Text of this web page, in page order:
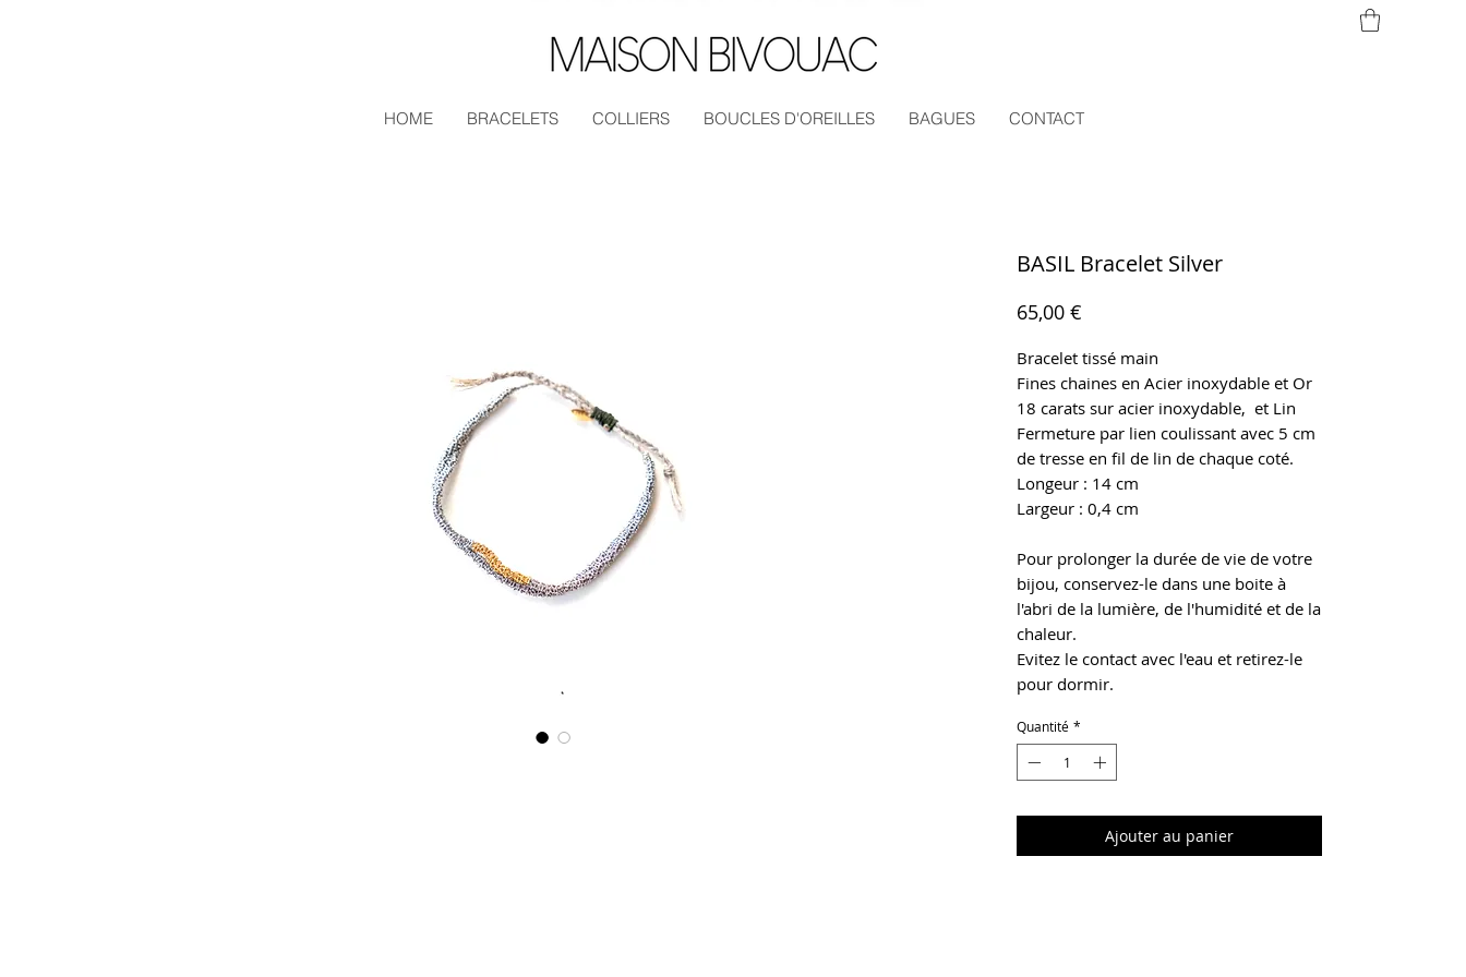
HOME BRACELETS COLLIERS BOUCLES D'OREILLES BAGUES CONTACT
BASIL Bracelet Silver
65,00 €
Bracelet tissé main
Fines chaines en Acier inoxydable et Or
18 carats sur acier inoxydable, et Lin
Fermeture par lien coulissant avec 5 cm
de tresse en fil de lin de chaque coté.
Longeur : 14 cm
Largeur : 0,4 cm
Pour prolonger la durée de vie de votre
bijou, conservez-le dans une boite à
l'abri de la lumière, de l'humidité et de la
chaleur.
Evitez le contact avec l'eau et retirez-le
pour dormir.
Quantité *
Ajouter au panier